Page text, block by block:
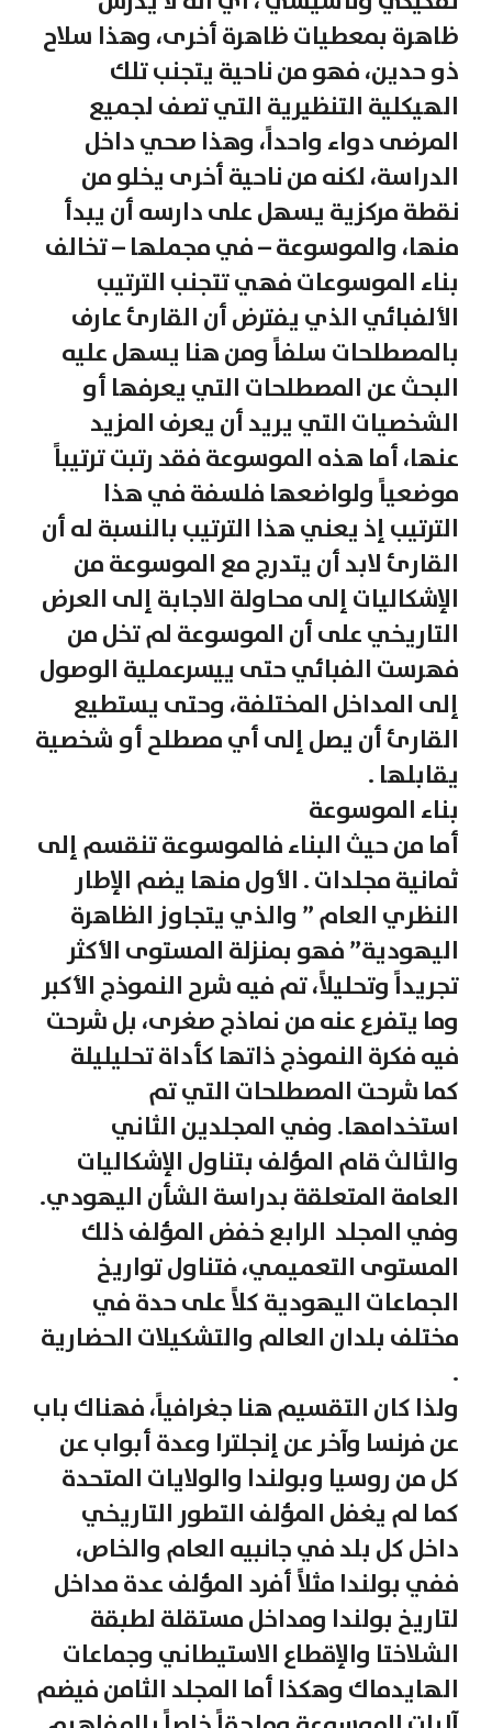
ظاهرة بمعطيات ظاهرة أخرى، وهذا سلاح
ذو حدين، فهو من ناحية يتجنب تلك
الهيكلية التنظيرية التي تصف لجميع
المرضى دواء واحداً، وهذا صحي داخل
الدراسة، لكنه من ناحية أخرى يخلو من
نقطة مركزية يسهل على دارسه أن يبدأ
منها، والموسوعة – في مجملها – تخالف
بناء الموسوعات فهي تتجنب الترتيب
الألفبائي الذي يفترض أن القارئ عارف
بالمصطلحات سلفاً ومن هنا يسهل عليه
البحث عن المصطلحات التي يعرفها أو
الشخصيات التي يريد أن يعرف المزيد
عنها، أما هذه الموسوعة فقد رتبت ترتيباً
موضعياً ولواضعها فلسفة في هذا
الترتيب إذ يعني هذا الترتيب بالنسبة له أن
القارئ لابد أن يتدرج مع الموسوعة من
الإشكاليات إلى محاولة الاجابة إلى العرض
التاريخي على أن الموسوعة لم تخل من
فهرست الفبائي حتى ييسرعملية الوصول
إلى المداخل المختلفة، وحتى يستطيع
القارئ أن يصل إلى أي مصطلح أو شخصية
يقابلها .
بناء الموسوعة
أما من حيث البناء فالموسوعة تنقسم إلى
ثمانية مجلدات . الأول منها يضم الإطار
النظري العام ” والذي يتجاوز الظاهرة
اليهودية” فهو بمنزلة المستوى الأكثر
تجريداً وتحليلاً، تم فيه شرح النموذج الأكبر
وما يتفرع عنه من نماذج صغرى، بل شرحت
فيه فكرة النموذج ذاتها كأداة تحليليلة
كما شرحت المصطلحات التي تم
استخدامها. وفي المجلدين الثاني
والثالث قام المؤلف بتناول الإشكاليات
العامة المتعلقة بدراسة الشأن اليهودي.
وفي المجلد الرابع خفض المؤلف ذلك
المستوى التعميمي، فتناول تواريخ
الجماعات اليهودية كلاً على حدة في
مختلف بلدان العالم والتشكيلات الحضارية
.
ولذا كان التقسيم هنا جغرافياً، فهناك باب
عن فرنسا وآخر عن إنجلترا وعدة أبواب عن
كل من روسيا وبولندا والولايات المتحدة
كما لم يغفل المؤلف التطور التاريخي
داخل كل بلد في جانبيه العام والخاص،
ففي بولندا مثلاً أفرد المؤلف عدة مداخل
لتاريخ بولندا ومداخل مستقلة لطبقة
الشلاختا والإقطاع الاستيطاني وجماعات
الهايدماك وهكذا أما المجلد الثامن فيضم